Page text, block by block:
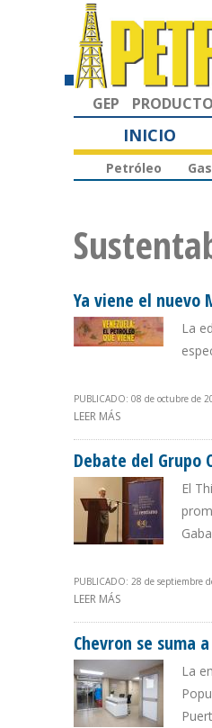
GEP PRODUCTO
INICIO
Petróleo
Ya viene el nuevo
La
PUBLICADO: 08 de octubre de
LEER MÁS
Debate del Grupo
El
PUBLICADO: 28 de septiembre
LEER MÁS
Chevron se suma
La